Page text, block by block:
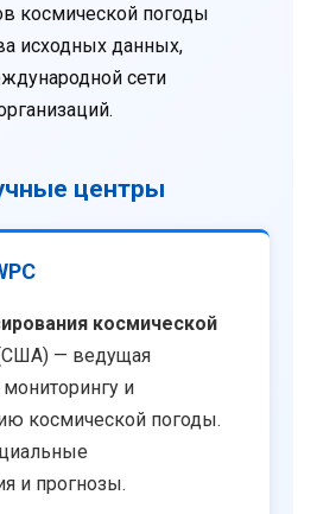
космической погоды
исходных данных,
сети
центры
космической
— ведущая
и
космической погоды.
и прогнозы.